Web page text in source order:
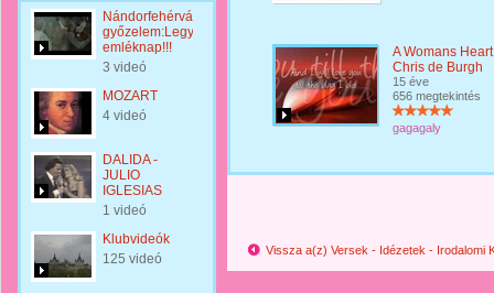
Nándorfehérvári
győzelem:Legyen
emléknap!!!
3 videó
MOZART
4 videó
DALIDA -
JULIO
IGLESIAS
1 videó
Klubvideók
125 videó
A Womans
Chris de Burgh
15 éve
656 megtekintés
gagagaly
Vissza a(z) Versek - Idézetek - Irodalomi